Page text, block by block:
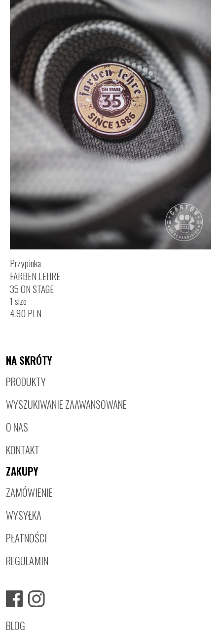
Przypinka
FARBEN LEHRE
35 ON STAGE
1 size
4,90 PLN
NA SKRÓTY
PRODUKTY
WYSZUKIWANIE ZAAWANSOWANE
O NAS
KONTAKT
ZAKUPY
ZAMÓWIENIE
WYSYŁKA
PŁATNOŚCI
REGULAMIN
BLOG